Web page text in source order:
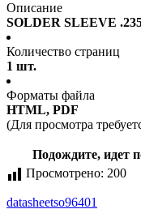
Описание
SOLDER SLEEVE
Количество страниц
1 шт.
Форматы файла
HTML, PDF
(Для просмотра
Подождите, идет
Просмотрено: 200
datasheetso96401